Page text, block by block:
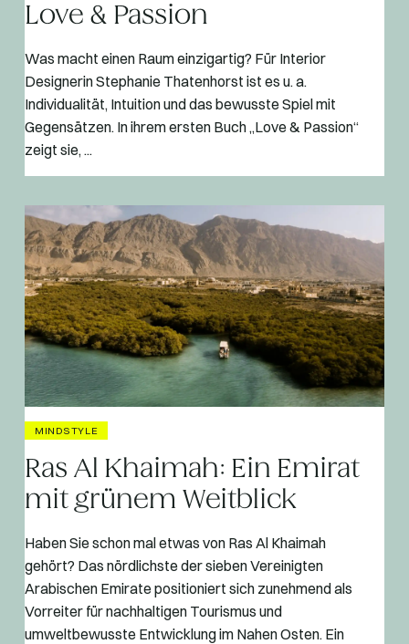
Love & Passion
Was macht einen Raum einzigartig? Für Interior
Designerin Stephanie Thatenhorst ist es u. a.
Individualität, Intuition und das bewusste Spiel mit
Gegensätzen. In ihrem ersten Buch „Love & Passion“
zeigt sie, ...
MINDSTYLE
Ras Al Khaimah: Ein Emirat
mit grünem Weitblick
Haben Sie schon mal etwas von Ras Al Khaimah
gehört? Das nördlichste der sieben Vereinigten
Arabischen Emirate positioniert sich zunehmend als
Vorreiter für nachhaltigen Tourismus und
umweltbewusste Entwicklung im Nahen Osten. Ein